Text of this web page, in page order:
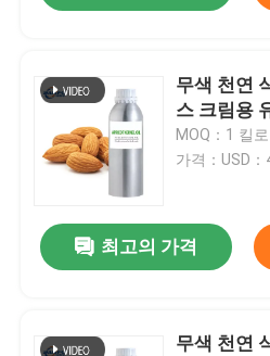
무색 천연
스 크림용
MOQ：1 킬
가격：USD
최고의 가격
무색 천연